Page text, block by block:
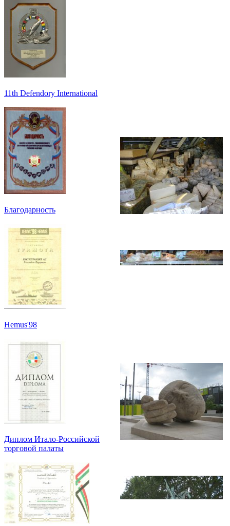
11th Defendory International
Благодарность
Hemus'98
Диплом Итало-Российской
торговой палаты